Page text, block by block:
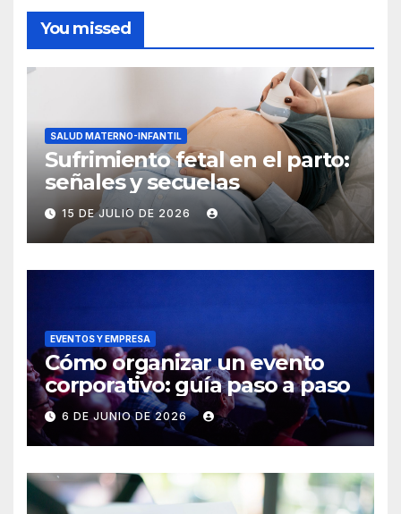
You missed
SALUD MATERNO-INFANTIL
Sufrimiento fetal en el parto:
señales y secuelas
15 DE JULIO DE 2026
EVENTOS Y EMPRESA
Cómo organizar un evento
corporativo: guía paso a paso
6 DE JUNIO DE 2026